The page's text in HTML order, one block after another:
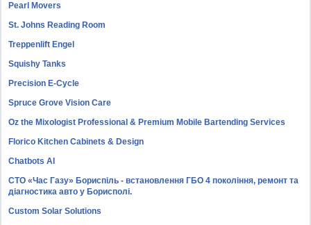
Pearl Movers
St. Johns Reading Room
Treppenlift Engel
Squishy Tanks
Precision E-Cycle
Spruce Grove Vision Care
Oz the Mixologist Professional & Premium Mobile Bartending Services
Florico Kitchen Cabinets & Design
Chatbots AI
СТО «Час Газу» Бориспіль - встановлення ГБО 4 покоління, ремонт та
діагностика авто у Борисполі.
Custom Solar Solutions